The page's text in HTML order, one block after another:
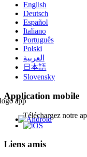
English
Deutsch
Español
Italiano
Português
Polski
العربية
日本語
Slovensky
Application mobile
Téléchargez notre
Liens amis